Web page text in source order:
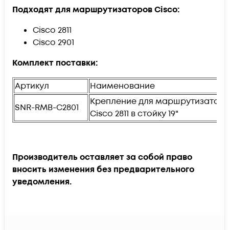
Подходят для маршрутизаторов Cisco:
Cisco 2811
Cisco 2901
Комплект поставки:
Артикул
Наименование
SNR-RMB-C2801
Крепление для
Cisco 2811 в стойку 19"
Производитель оставляет за собой право
вносить изменения без предварительного
уведомления.